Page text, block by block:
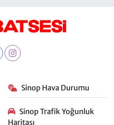
Sinop Hava Durumu
Sinop Trafik Yoğunluk
Haritası